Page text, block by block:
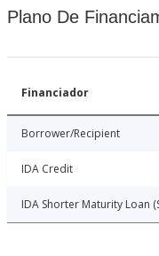
Plano De
Financiador
Borrower/Recipient
IDA Credit
IDA Shorter Maturity Loan